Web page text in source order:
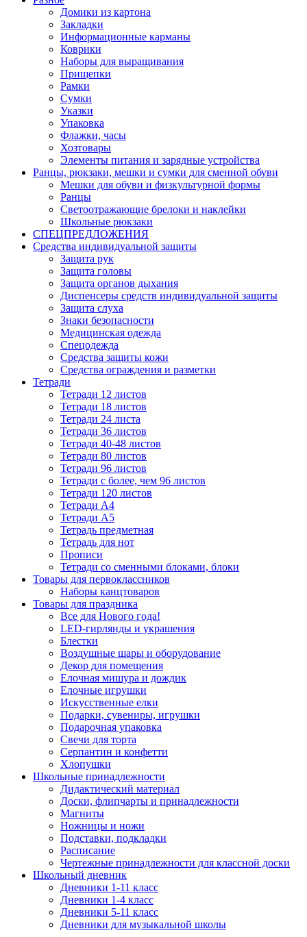
Домики из картона
Закладки
Информационные карманы
Коврики
Наборы для выращивания
Прищепки
Рамки
Сумки
Указки
Упаковка
Флажки, часы
Хозтовары
Элементы питания и зарядные устройства
Ранцы, рюкзаки, мешки и сумки для сменной обуви
Мешки для обуви и физкультурной формы
Ранцы
Светоотражающие брелоки и наклейки
Школьные рюкзаки
СПЕЦПРЕДЛОЖЕНИЯ
Средства индивидуальной защиты
Защита рук
Защита головы
Защита органов дыхания
Диспенсеры средств индивидуальной защиты
Защита слуха
Знаки безопасности
Медицинская одежда
Спецодежда
Средства защиты кожи
Средства ограждения и разметки
Тетради
Тетради 12 листов
Тетради 18 листов
Тетради 24 листа
Тетради 36 листов
Тетради 40-48 листов
Тетради 80 листов
Тетради 96 листов
Тетради с более, чем 96 листов
Тетради 120 листов
Тетради А4
Тетради А5
Тетрадь предметная
Тетрадь для нот
Прописи
Тетради со сменными блоками, блоки
Товары для первоклассников
Наборы канцтоваров
Товары для праздника
Все для Нового года!
LED-гирлянды и украшения
Блестки
Воздушные шары и оборудование
Декор для помещения
Елочная мишура и дождик
Елочные игрушки
Искусственные елки
Подарки, сувениры, игрушки
Подарочная упаковка
Свечи для торта
Серпантин и конфетти
Хлопушки
Школьные принадлежности
Дидактический материал
Доски, флипчарты и принадлежности
Магниты
Ножницы и ножи
Подставки, подкладки
Расписание
Чертежные принадлежности для классной доски
Школьный дневник
Дневники 1-11 класс
Дневники 1-4 класс
Дневники 5-11 класс
Дневники для музыкальной школы